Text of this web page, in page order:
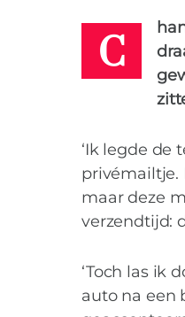
C
‘Ik legde de
privémailtje.
maar deze
verzendtijd:
‘Toch las ik
auto na een